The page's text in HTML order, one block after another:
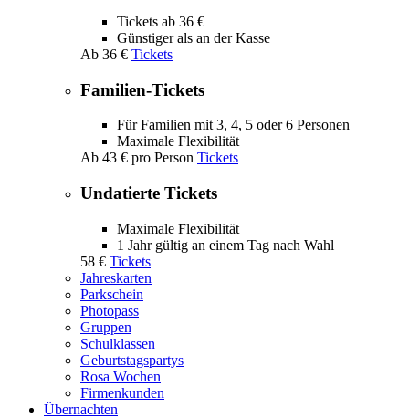
Tickets ab 36 €
Günstiger als an der Kasse
Ab 36 € Tickets
Familien-Tickets
Für Familien mit 3, 4, 5 oder 6 Personen
Maximale Flexibilität
Ab 43 € pro Person Tickets
Undatierte Tickets
Maximale Flexibilität
1 Jahr gültig an einem Tag nach Wahl
58 € Tickets
Jahreskarten
Parkschein
Photopass
Gruppen
Schulklassen
Geburtstagspartys
Rosa Wochen
Firmenkunden
Übernachten